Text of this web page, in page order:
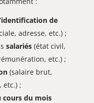
de
adresse, etc.) ;
salariés (état civil,
etc.) ;
(salaire brut,
etc.) ;
cours du mois